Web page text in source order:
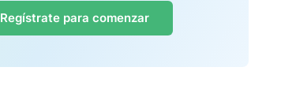
Regístrate para comenzar